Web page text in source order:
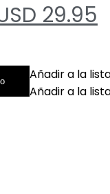
29.95
Añadir a la
Añadir a la